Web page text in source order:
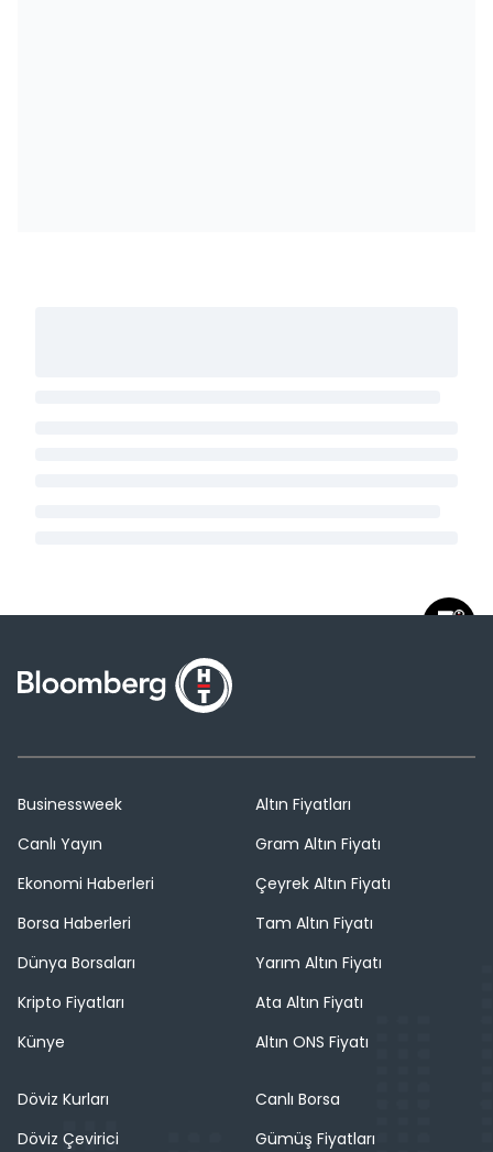
Businessweek
Canlı Yayın
Ekonomi Haberleri
Borsa Haberleri
Dünya Borsaları
Kripto Fiyatları
Künye
Altın Fiyatları
Gram Altın Fiyatı
Çeyrek Altın Fiyatı
Tam Altın Fiyatı
Yarım Altın Fiyatı
Ata Altın Fiyatı
Altın ONS Fiyatı
Döviz Kurları
Döviz Çevirici
Canlı Borsa
Gümüş Fiyatları